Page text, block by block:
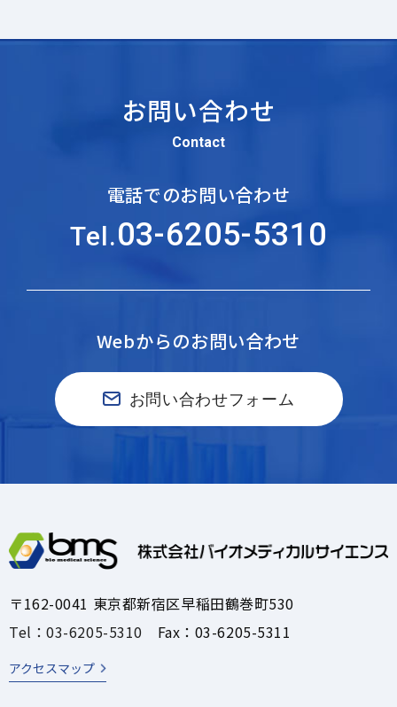
お問い合わせ
Contact
電話でのお問い合わせ
Tel.03-6205-5310
Webからのお問い合わせ
お問い合わせフォーム
〒162-0041 東京都新宿区早稲田鶴巻町530
Tel：03-6205-5310 Fax：03-6205-5311
アクセスマップ